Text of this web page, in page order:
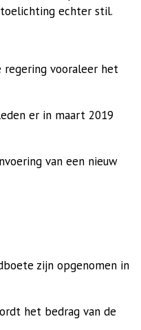
echter stil.
regering vooraleer het
er in maart 2019
van een nieuw
zijn opgenomen in
het bedrag van de